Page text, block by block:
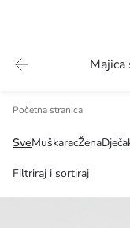
Početna stranica
SveMuškaracŽena
Filtriraj i sortiraj